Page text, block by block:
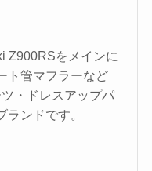
Z900RSをメインに
ト管マフラーなど
・ドレスアップパ
ンドです。